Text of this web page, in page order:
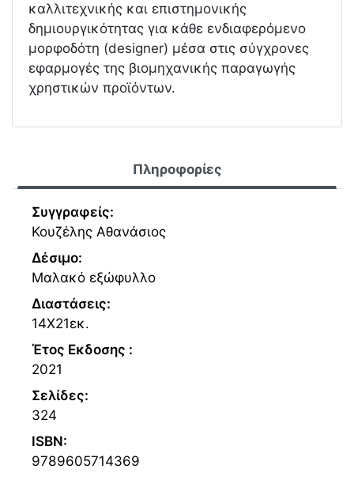
καλλιτεχνικής και επιστημονικής
δημιουργικότητας για κάθε ενδιαφερόμενο
μορφοδότη (designer) μέσα στις σύγχρονες
εφαρμογές της βιομηχανικής παραγωγής
χρηστικών προϊόντων.
Πληροφορίες
Συγγραφείς:
Κουζέλης Αθανάσιος
Δέσιμο:
Μαλακό εξώφυλλο
Διαστάσεις:
14Χ21εκ.
Έτος Εκδοσης :
2021
Σελίδες:
324
ISBN:
9789605714369